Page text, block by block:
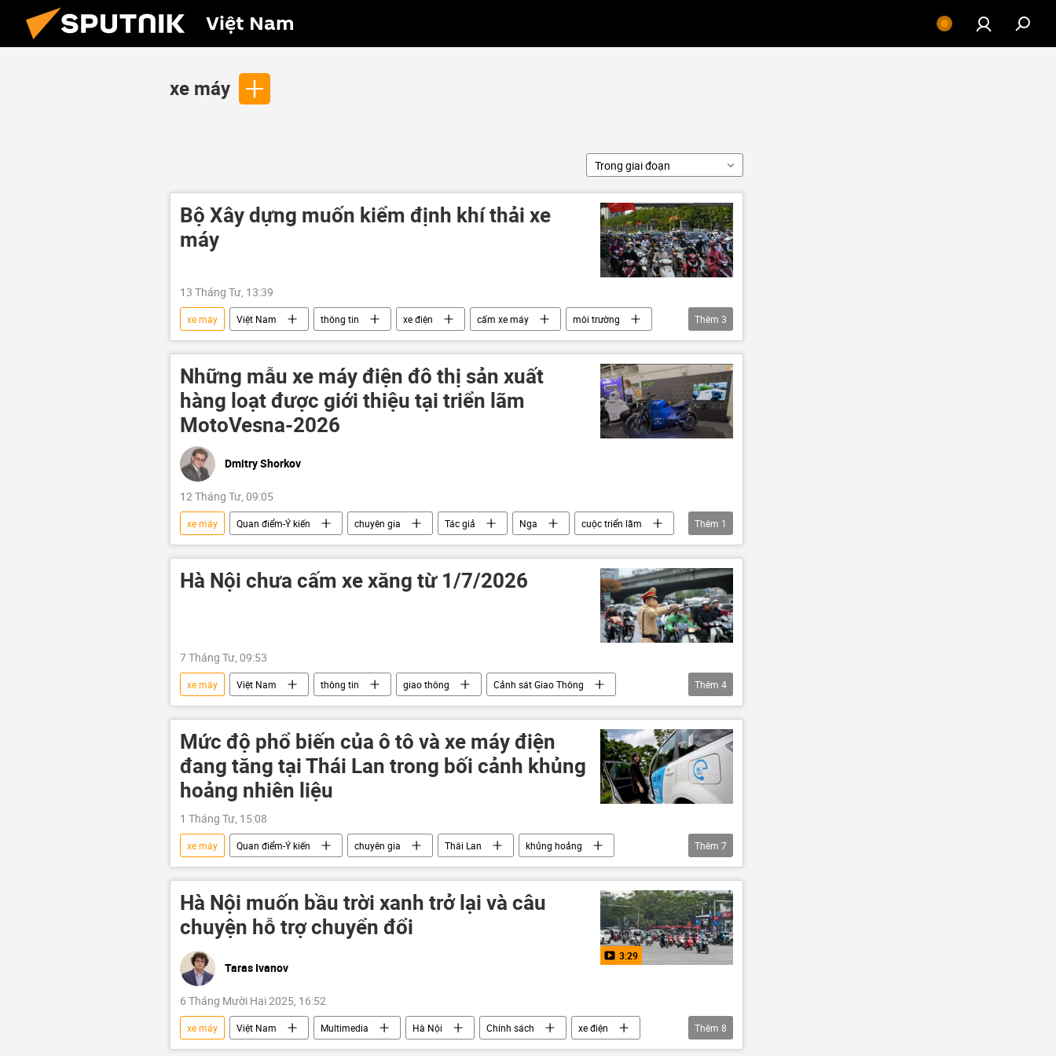
Việt Nam
xe máy
Trong giai đoạn
Bộ Xây dựng muốn kiểm định khí thải xe
máy
13 Tháng Tư, 13:39
xe máy Việt Nam thông tin xe điện cấm xe máy
môi trường
sinh thái-môi trường
quy định giao thông
Thêm 3
Những mẫu xe máy điện đô thị sản xuất
hàng loạt được giới thiệu tại triển lãm
MotoVesna-2026
Dmitry Shorkov
12 Tháng Tư, 09:05
xe máy Quan điểm-Ý kiến chuyên gia Tác giả Nga
cuộc triển lãm
sản xuất
Thêm 1
Hà Nội chưa cấm xe xăng từ 1/7/2026
7 Tháng Tư, 09:53
xe máy Việt Nam thông tin giao thông
Cảnh sát Giao Thông
xe điện
ô tô điện xe ô-tô môi trường sinh thái-môi trường
Thêm 4
Mức độ phổ biến của ô tô và xe máy điện
đang tăng tại Thái Lan trong bối cảnh khủng
hoảng nhiên liệu
1 Tháng Tư, 15:08
xe máy Quan điểm-Ý kiến chuyên gia Thái Lan
khủng hoảng
Châu Á
Kinh tế Thế giới ô tô điện Đông Nam Á
xăng
Trung Đông
xung đột
Thêm 7
Hà Nội muốn bầu trời xanh trở lại và câu
chuyện hỗ trợ chuyển đổi
3:29
Taras Ivanov
6 Tháng Mười Hai 2025, 16:52
xe máy Việt Nam Multimedia Hà Nội Chính sách
xe điện
Xã hội
giao thông sinh thái-môi trường môi trường
ô nhiễm
Thêm 8